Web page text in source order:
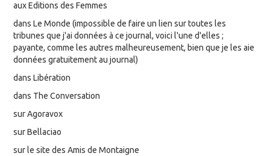
aux Editions des Femmes
dans Le Monde (impossible de faire un lien sur toutes les
tribunes que j'ai données à ce journal, voici l'une d'elles ;
payante, comme les autres malheureusement, bien que je les aie
données gratuitement au journal)
dans Libération
dans The Conversation
sur Agoravox
sur Bellaciao
sur le site des Amis de Montaigne